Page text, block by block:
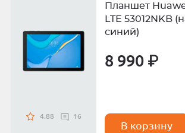
4.88 16
Планшет
LTE 53012NKB
синий)
8 990 ₽
В корзину